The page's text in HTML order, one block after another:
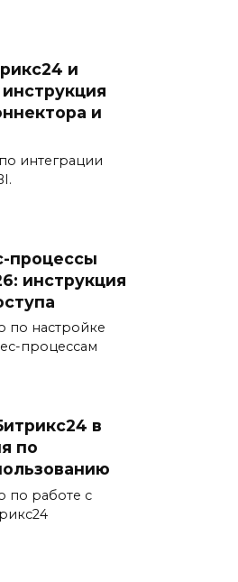
и
и
интеграции
процессы
инструкция
по настройке
процессам
в
по
по работе с